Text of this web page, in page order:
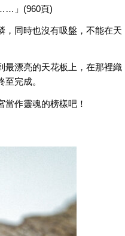
」(960頁)
，同時也沒有吸盤，不能在天
最漂亮的天花板上，在那裡織
完成。
作靈魂的榜樣吧！